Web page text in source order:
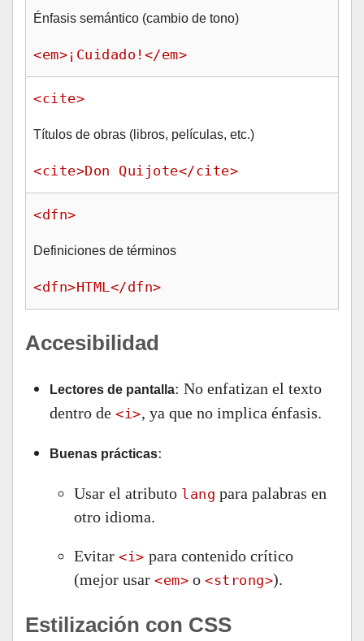
Énfasis semántico (cambio de tono)
<em>¡Cuidado!</em>
<cite>
Títulos de obras (libros, películas, etc.)
<cite>Don Quijote</cite>
<dfn>
Definiciones de términos
<dfn>HTML</dfn>
Accesibilidad
Lectores de pantalla: No enfatizan el texto
dentro de <i>, ya que no implica énfasis.
Buenas prácticas:
Usar el atributo lang para palabras en
otro idioma.
Evitar <i> para contenido crítico
(mejor usar <em> o <strong>).
Estilización con CSS